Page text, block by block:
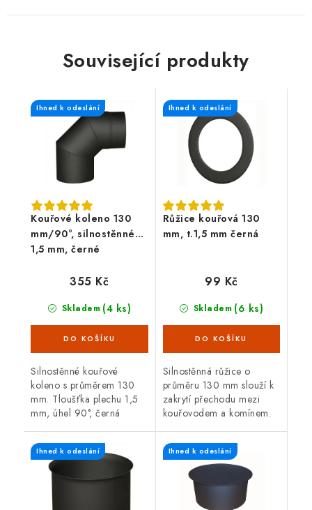
Související produkty
Kouřové koleno 130
mm/90°, silnostěnné
1,5 mm, černé
Ihned k odeslání
Skladem (4 ks)
355 Kč
Silnostěnné kouřové
koleno s průměrem 130
mm. Tloušťka plechu 1,5
mm, úhel 90°, černá
pro spojení spalinové cesty
mezi hrdlem kamen a
sopouchem.
Růžice kouřová 130
mm, t.1,5 mm černá
Ihned k odeslání
Skladem (6 ks)
99 Kč
Silnostěnná růžice o
průměru 130 mm slouží k
zakrytí přechodu mezi
kouřovodem a komínem.
plechu 1,5 mm.
Ihned k odeslání Ihned k odeslání